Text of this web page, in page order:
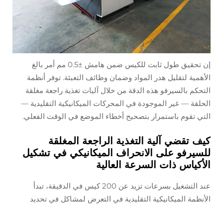
إن تحقيق طول ثابت للكيس ضمن هامش ±0.5 مم أمر بالغ
الأهمية لتقليل هدر المواد وضمان وظائف التعبئة. توفر أنظمة
التحكم بالسيرفو هذه الدقة من خلال آليات تغذية راجعة مغلقة
الحلقة — غير الموجودة في المحركات الميكانيكية التقليدية —
التي تقوم باستمرار بتصحيح أخطاء الموضع في الوقت الفعلي.
كيف تقضي آلية التغذية الراجعة المغلقة
للسيرفو على الانحراف الميكانيكي في تشكيل
الأكياس ذات السرعة العالية
عند التشغيل بسرعات تزيد عن 200 كيس في الدقيقة، تبدأ
الأنظمة الميكانيكية التقليدية في التعرض لمشاكل في تحديد